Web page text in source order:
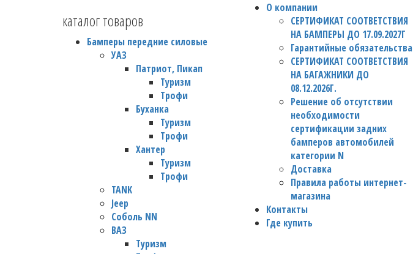
каталог товаров
Бамперы передние силовые
УАЗ
Патриот, Пикап
Туризм
Трофи
Буханка
Туризм
Трофи
Хантер
Туризм
Трофи
TANK
Jeep
Соболь NN
ВАЗ
Туризм
О компании
СЕРТИФИКАТ СООТВЕТСТВИЯ
НА БАМПЕРЫ ДО 17.09.2027Г
Гарантийные обязательства
СЕРТИФИКАТ СООТВЕТСТВИЯ
НА БАГАЖНИКИ ДО
08.12.2026Г.
Решение об отсутствии
необходимости
сертификации задних
бамперов автомобилей
категории N
Доставка
Правила работы интернет-
магазина
Контакты
Где купить